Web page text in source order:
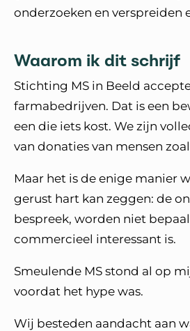
onderzoeken en verspreiden
Waarom ik dit schrijf
Stichting MS in Beeld
farmabedrijven. Dat is een
een die iets kost. We zijn
van donaties van mensen
Maar het is de enige manier
gerust hart kan zeggen: de
bespreek, worden niet
commercieel interessant is.
Smeulende MS stond al op
voordat het hype was.
Wij besteden aandacht aan